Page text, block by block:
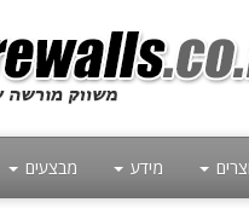
מידע מבצעים